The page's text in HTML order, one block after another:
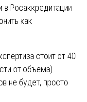
в Росаккредитации
как
стоит от 40
от объема).
не будет, просто